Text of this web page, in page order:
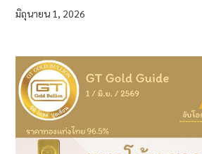
มิถุนายน 1, 2026